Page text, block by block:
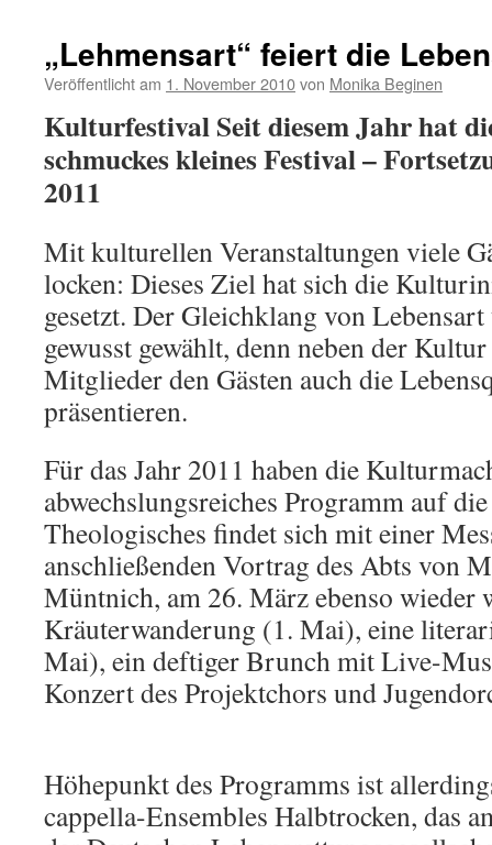
„Lehmensart“ feiert die
Veröffentlicht am 1. November 2010von Monika Beginen
Kulturfestival Seit diesem Jahr hat
schmuckes kleines Festival –
2011
Mit kulturellen Veranstaltungen viele
locken: Dieses Ziel hat sich die
gesetzt. Der Gleichklang von
gewusst gewählt, denn neben der
Mitglieder den Gästen auch die
präsentieren.
Für das Jahr 2011 haben die
abwechslungsreiches Programm auf
Theologisches findet sich mit einer
anschließenden Vortrag des Abts von
Müntnich, am 26. März ebenso wieder
Kräuterwanderung (1. Mai), eine
Mai), ein deftiger Brunch mit Live-
Konzert des Projektchors und
Höhepunkt des Programms ist
cappella-Ensembles Halbtrocken, das